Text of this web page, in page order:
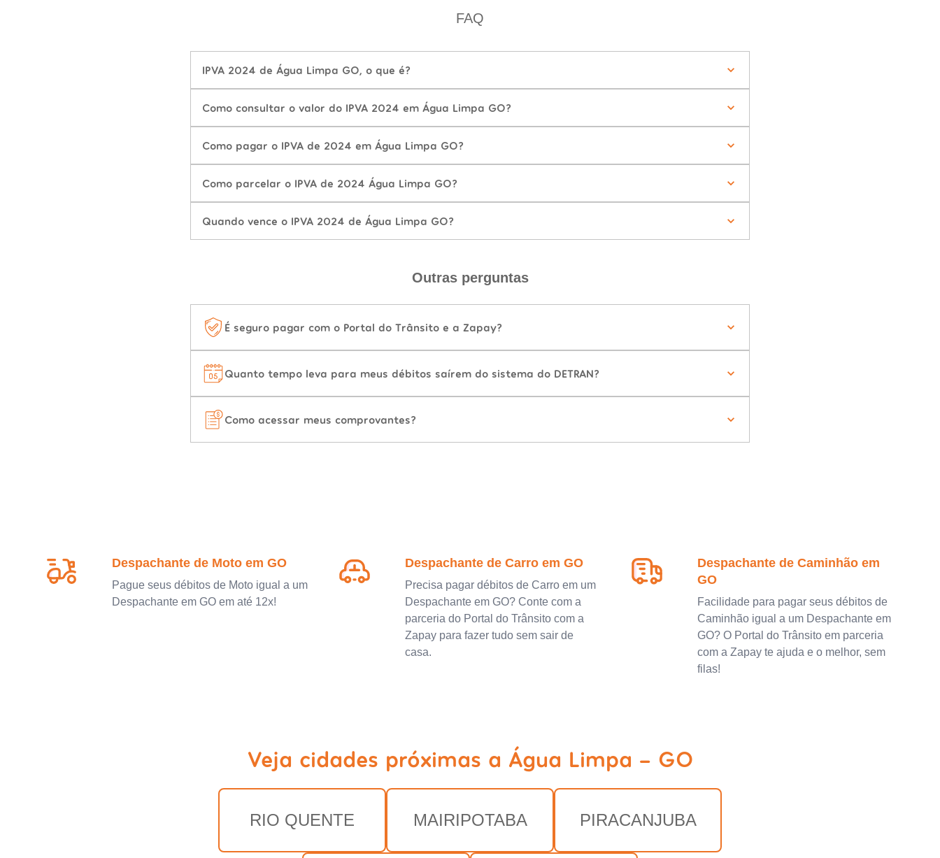
FAQ
IPVA 2024 de Água Limpa GO, o que é?
Como consultar o valor do IPVA 2024 em Água Limpa GO?
Como pagar o IPVA de 2024 em Água Limpa GO?
Como parcelar o IPVA de 2024 Água Limpa GO?
Quando vence o IPVA 2024 de Água Limpa GO?
Outras perguntas
É seguro pagar com o Portal do Trânsito e a Zapay?
Quanto tempo leva para meus débitos saírem do sistema do DETRAN?
Como acessar meus comprovantes?
Despachante de Moto em GO
Pague seus débitos de Moto igual a um
Despachante em GO em até 12x!
Despachante de Carro em GO
Precisa pagar débitos de Carro em um
Despachante em GO? Conte com a
parceria do Portal do Trânsito com a
Zapay para fazer tudo sem sair de
casa.
Despachante de Caminhão em
GO
Facilidade para pagar seus débitos de
Caminhão igual a um Despachante em
GO? O Portal do Trânsito em parceria
com a Zapay te ajuda e o melhor, sem
filas!
Veja cidades próximas a Água Limpa - GO
RIO QUENTE MAIRIPOTABA PIRACANJUBA